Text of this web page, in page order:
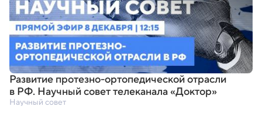
Развитие протезно-ортопедической отрасли
в РФ. Научный совет телеканала«Доктор»
Научный совет